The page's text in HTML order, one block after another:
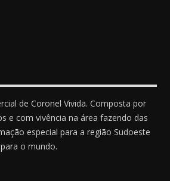
de Coronel Vivida. Composta por
e com vivência na área fazendo das
especial para a região Sudoeste
o mundo.